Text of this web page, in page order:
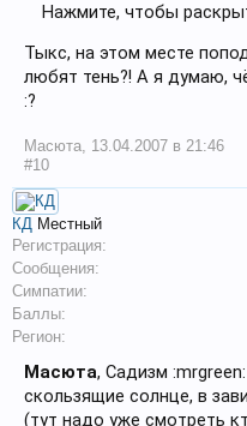
Нажмите, чтобы
Тыкс, на этом месте
любят тень?! А я думаю,
:?
Масюта, 13.04.2007 в 21:46
#10
КД Местный
Регистрация:
Сообщения:
Симпатии:
Баллы:
Регион:
Масюта, Садизм
скользящие солнце, в
(тут надо уже смотреть